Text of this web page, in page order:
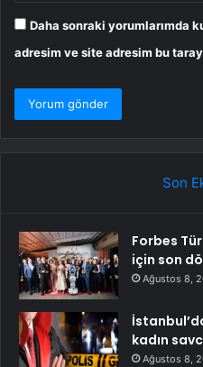
Daha sonraki yorumlarımda
adresim ve site adresim bu
Son
Forbes
için son
Ağustos 8,
kadın
Ağustos 8,